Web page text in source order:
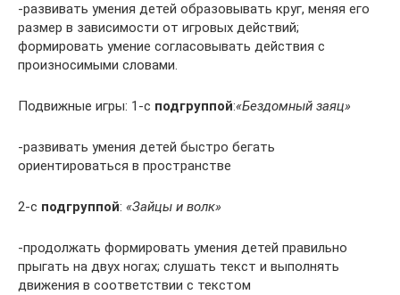
-развивать умения детей образовывать круг, меняя его
размер в зависимости от игровых действий;
формировать умение согласовывать действия с
произносимыми словами.
Подвижные игры: 1-с подгруппой:«Бездомный заяц»
-развивать умения детей быстро бегать
ориентироваться в пространстве
2-с подгруппой: «Зайцы и волк»
-продолжать формировать умения детей правильно
прыгать на двух ногах; слушать текст и выполнять
движения в соответствии с текстом